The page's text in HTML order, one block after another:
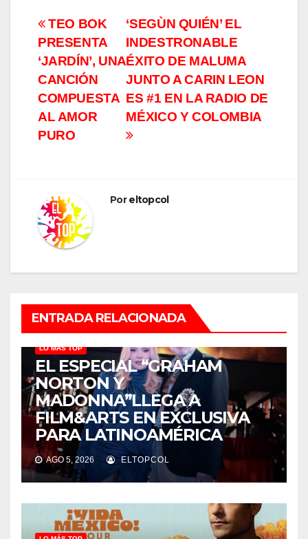
Navegación
de
entradas
‘SEGÙN QUIÉN’ EL
INDESTRONABLE
ÉXITO DE MALUMA
JUNTO A CARIN LEON
ES #1 EN LA RADIO DE
MÉXICO Y COLOMBIA
TEO BOK
PRESENTA
‘JARDÍN’, UNA
CANCIÓN
COMPUESTA
AL AMOR
PURO
Poreltopcol
ENTRADA RELACIONADA
LO MÁS TOP
EL ESPECIAL “GRAHAM
NORTON Y
MADONNA”LLEGA A
FILM&ARTS EN EXCLUSIVA
PARA LATINOAMÉRICA
AGO 5, 2026 ELTOPCOL